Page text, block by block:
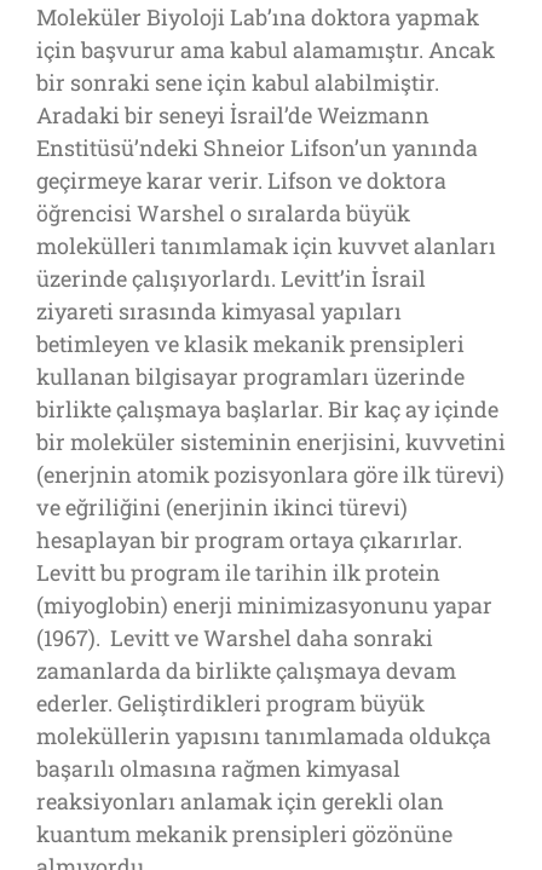
Moleküler Biyoloji Lab’ına doktora yapmak
için başvurur ama kabul alamamıştır. Ancak
bir sonraki sene için kabul alabilmiştir.
Aradaki bir seneyi İsrail’de Weizmann
Enstitüsü’ndeki Shneior Lifson’un yanında
geçirmeye karar verir. Lifson ve doktora
öğrencisi Warshel o sıralarda büyük
molekülleri tanımlamak için kuvvet alanları
üzerinde çalışıyorlardı. Levitt’in İsrail
ziyareti sırasında kimyasal yapıları
betimleyen ve klasik mekanik prensipleri
kullanan bilgisayar programları üzerinde
birlikte çalışmaya başlarlar. Bir kaç ay içinde
bir moleküler sisteminin enerjisini, kuvvetini
(enerjnin atomik pozisyonlara göre ilk türevi)
ve eğriliğini (enerjinin ikinci türevi)
hesaplayan bir program ortaya çıkarırlar.
Levitt bu program ile tarihin ilk protein
(miyoglobin) enerji minimizasyonunu yapar
(1967). Levitt ve Warshel daha sonraki
zamanlarda da birlikte çalışmaya devam
ederler. Geliştirdikleri program büyük
moleküllerin yapısını tanımlamada oldukça
başarılı olmasına rağmen kimyasal
reaksiyonları anlamak için gerekli olan
kuantum mekanik prensipleri gözönüne